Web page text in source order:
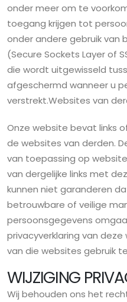
onder meer om te
toegang krijgen tot
onder andere gebruik van
(Secure Sockets Layer of
die wordt uitgewisseld
afgeschermd wanneer u
verstrekt.Websites van
Onze website bevat links
de websites van derden.
van toepassing op
van dergelijke links met
kunnen niet garanderen
betrouwbare of veilige
persoonsgegevens
privacyverklaring van
van die websites gebruik
WIJZIGING
Wij behouden ons het